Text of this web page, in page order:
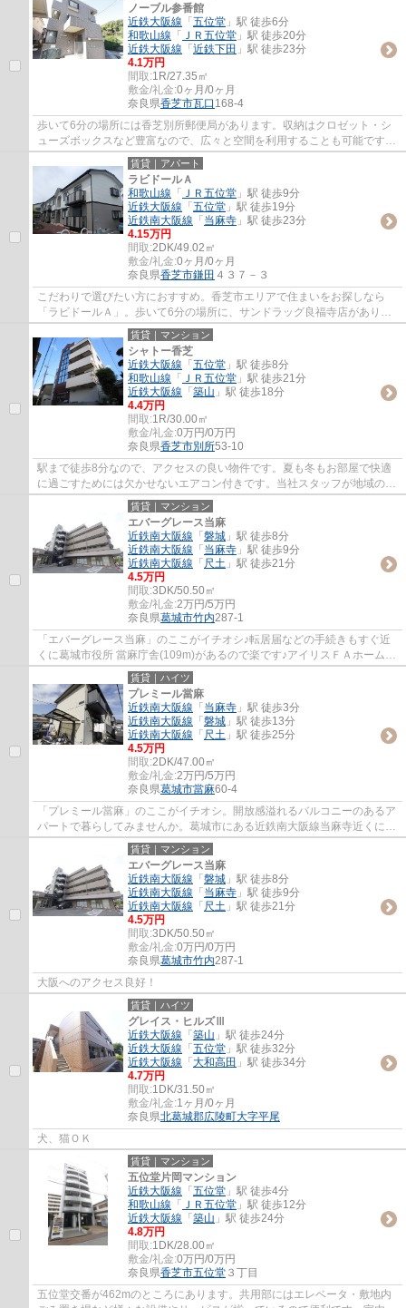
ノーブル参番館
近鉄大阪線 「 五位堂 」駅 徒歩6分
和歌山線 「 ＪＲ五位堂 」駅 徒歩20分
近鉄大阪線 「 近鉄下田 」駅 徒歩23分
4.1万円
間取:1R/27.35㎡
敷金/礼金:0ヶ月/0ヶ月
奈良県香芝市瓦口 168-4
歩いて6分の場所には香芝別所郵便局があります。収納はクロゼット・シ
ューズボックスなど豊富なので、広々と空間を利用することも可能です。
こちらの物件でペットの飼育をご希望の際は...
賃貸｜アパート
ラビドールＡ
和歌山線 「 ＪＲ五位堂 」駅 徒歩9分
近鉄大阪線 「 五位堂 」駅 徒歩19分
近鉄南大阪線 「 当麻寺 」駅 徒歩23分
4.15万円
間取:2DK/49.02㎡
敷金/礼金:0ヶ月/0ヶ月
奈良県香芝市鎌田 ４３７－３
こだわりで選びたい方におすすめ。香芝市エリアで住まいをお探しなら
「ラビドールＡ」。歩いて6分の場所に、サンドラッグ良福寺店がありま
す。お部屋探しをするなら、当社にご連絡下さ...
賃貸｜マンション
シャトー香芝
近鉄大阪線 「 五位堂 」駅 徒歩8分
和歌山線 「 ＪＲ五位堂 」駅 徒歩21分
近鉄大阪線 「 築山 」駅 徒歩18分
4.4万円
間取:1R/30.00㎡
敷金/礼金:0万円/0万円
奈良県香芝市別所53-10
駅まで徒歩8分なので、アクセスの良い物件です。夏も冬もお部屋で快適
に過ごすためには欠かせないエアコン付きです。当社スタッフが地域の賃
貸情報をご提供いたします。お客様のこだわ...
賃貸｜マンション
エバーグレース当麻
近鉄南大阪線 「 磐城 」駅 徒歩8分
近鉄南大阪線 「 当麻寺 」駅 徒歩9分
近鉄南大阪線 「 尺土 」駅 徒歩21分
4.5万円
間取:3DK/50.50㎡
敷金/礼金:2万円/5万円
奈良県葛城市竹内287-1
「エバーグレース当麻」のここがイチオシ♪転居届などの手続きもすぐ近
くに葛城市役所 當麻庁舎(109m)があるので楽です♪アイリスＦＡホームな
ら、葛城市エリアの賃貸情報も満載♪お問い...
賃貸｜ハイツ
プレミール當麻
近鉄南大阪線 「 当麻寺 」駅 徒歩3分
近鉄南大阪線 「 磐城 」駅 徒歩13分
近鉄南大阪線 「 尺土 」駅 徒歩25分
4.5万円
間取:2DK/47.00㎡
敷金/礼金:2万円/5万円
奈良県葛城市當麻60-4
「プレミール當麻」のここがイチオシ。開放感溢れるバルコニーのあるア
パートで暮らしてみませんか。葛城市にある近鉄南大阪線当麻寺近くに住
む予定の方は、0745-71-2170からお気軽に...
賃貸｜マンション
エバーグレース当麻
近鉄南大阪線 「 磐城 」駅 徒歩8分
近鉄南大阪線 「 当麻寺 」駅 徒歩9分
近鉄南大阪線 「 尺土 」駅 徒歩21分
4.5万円
間取:3DK/50.50㎡
敷金/礼金:0万円/0万円
奈良県葛城市竹内287-1
大阪へのアクセス良好！
賃貸｜ハイツ
グレイス・ヒルズⅢ
近鉄大阪線 「 築山 」駅 徒歩24分
近鉄大阪線 「 五位堂 」駅 徒歩32分
近鉄大阪線 「 大和高田 」駅 徒歩34分
4.7万円
間取:1DK/31.50㎡
敷金/礼金:1ヶ月/0ヶ月
奈良県北葛城郡広陵町大字平尾
犬、猫ＯＫ
賃貸｜マンション
五位堂片岡マンション
近鉄大阪線 「 五位堂 」駅 徒歩4分
和歌山線 「 ＪＲ五位堂 」駅 徒歩12分
近鉄大阪線 「 築山 」駅 徒歩24分
4.8万円
間取:1DK/28.00㎡
敷金/礼金:0万円/0万円
奈良県香芝市五位堂 ３丁目
五位堂交番が462mのところにあります。共用部にはエレベータ・敷地内